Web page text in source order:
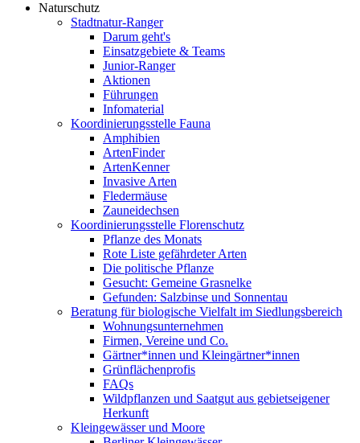
Naturschutz
Stadtnatur-Ranger
Darum geht's
Einsatzgebiete & Teams
Junior-Ranger
Aktionen
Führungen
Infomaterial
Koordinierungsstelle Fauna
Amphibien
ArtenFinder
ArtenKenner
Invasive Arten
Fledermäuse
Zauneidechsen
Koordinierungsstelle Florenschutz
Pflanze des Monats
Rote Liste gefährdeter Arten
Die politische Pflanze
Gesucht: Gemeine Grasnelke
Gefunden: Salzbinse und Sonnentau
Beratung für biologische Vielfalt im Siedlungsbereich
Wohnungsunternehmen
Firmen, Vereine und Co.
Gärtner*innen und Kleingärtner*innen
Grünflächenprofis
FAQs
Wildpflanzen und Saatgut aus gebietseigener
Herkunft
Kleingewässer und Moore